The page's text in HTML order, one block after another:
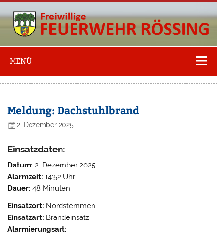
Freiwillige
Feuerwehr
Rössing
MENÜ
Meldung: Dachstuhlbrand
2. Dezember 2025
Einsatzdaten:
Datum: 2. Dezember 2025
Alarmzeit: 14:52 Uhr
Dauer: 48 Minuten
Einsatzort: Nordstemmen
Einsatzart: Brandeinsatz
Alarmierungsart: